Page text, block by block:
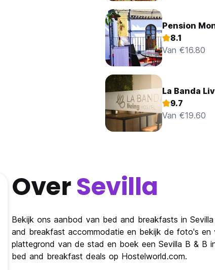
Pension
8.1
Van €16.80
La Banda
9.7
Van €19.60
OverSevilla
Bekijk ons ​​aanbod van bed and breakfasts in
and breakfast accommodatie en bekijk de foto's en
plattegrond van de stad en boek een Sevilla B & B
bed and breakfast deals op Hostelworld.com.